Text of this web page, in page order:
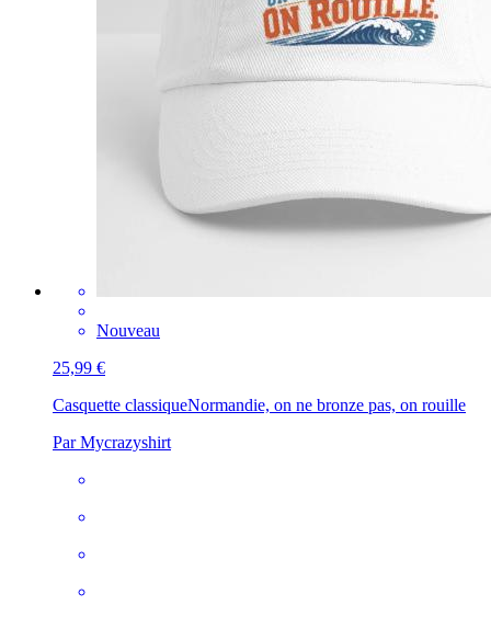
Nouveau
25,99 €
Casquette classiqueNormandie, on ne bronze pas, on rouille
Par Mycrazyshirt